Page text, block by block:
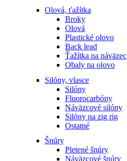
Olová, ťažítka
Broky
Olová
Plastické olovo
Back lead
Ťažítka na náväzec
Obaly na olovo
Silóny, vlasce
Silóny
Fluorocarbóny
Náväzcové silóny
Silóny na zig rig
Ostatné
Šnúry
Pletené šnúry
Náväzcové šnúry